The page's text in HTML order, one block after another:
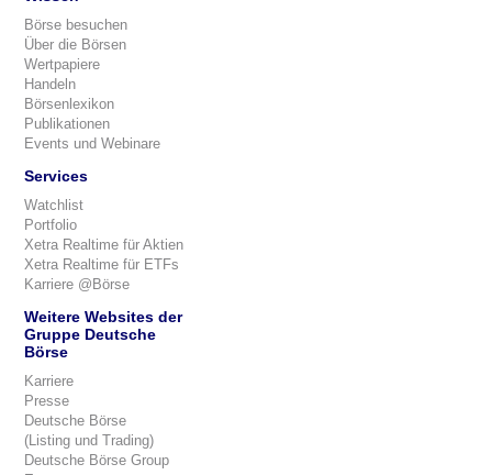
Börse besuchen
Über die Börsen
Wertpapiere
Handeln
Börsenlexikon
Publikationen
Events und Webinare
Services
Watchlist
Portfolio
Xetra Realtime für Aktien
Xetra Realtime für ETFs
Karriere @Börse
Weitere Websites der
Gruppe Deutsche
Börse
Karriere
Presse
Deutsche Börse
(Listing und Trading)
Deutsche Börse Group